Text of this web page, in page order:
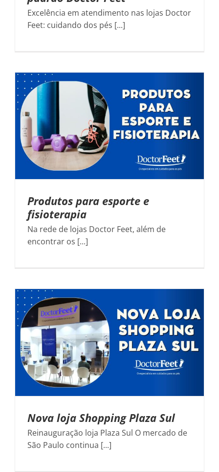
Excelência em atendimento nas lojas Doctor
Feet: cuidando dos pés [...]
Produtos para esporte e
fisioterapia
Na rede de lojas Doctor Feet, além de
encontrar os [...]
Nova loja Shopping Plaza Sul
Reinauguração loja Plaza Sul O mercado de
São Paulo continua [...]